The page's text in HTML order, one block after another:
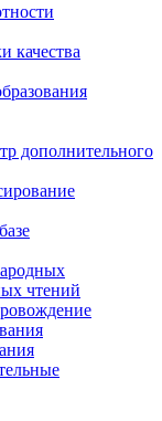
качества
дополнительного
чтений